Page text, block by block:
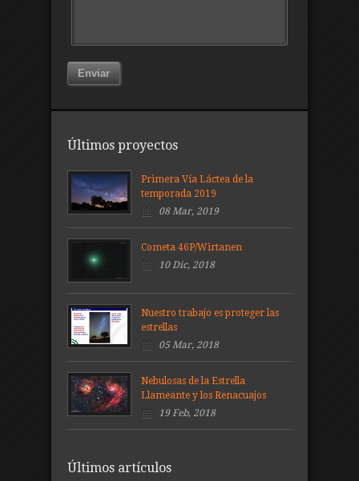
Enviar
Últimos proyectos
Primera Vía Láctea de la
temporada 2019
08 Mar, 2019
Cometa 46P/Wirtanen
10 Dic, 2018
Nuestro trabajo es proteger las
estrellas
05 Mar, 2018
Nebulosas de la Estrella
Llameante y los Renacuajos
19 Feb, 2018
Últimos artículos